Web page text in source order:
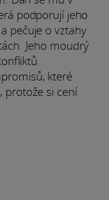
podporují jeho
pečuje o vztahy
Jeho moudrý
které
protože si cení